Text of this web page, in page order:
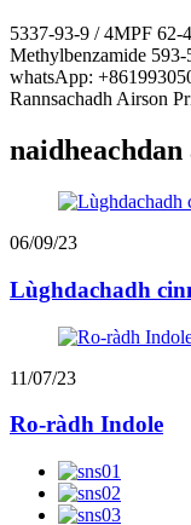
5337-93-9 / 4MPF 62-
Methylbenzamide
whatsApp:
Rannsachadh Airson
naidheachdan
06/09/23
Lùghdachadh
11/07/23
Ro-ràdh Indole